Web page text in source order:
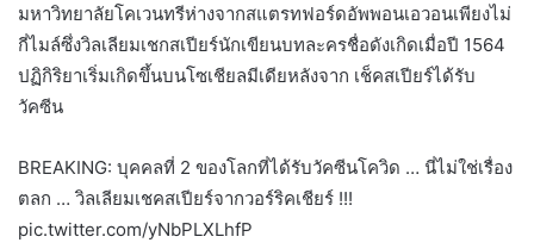
มหาวิทยาลัยโคเวนทรีห่างจากสแตรทฟอร์ดอัพพอนเอวอนเพียงไม่
กี่ไมล์ซึ่งวิลเลียมเชกสเปียร์นักเขียนบทละครชื่อดังเกิดเมื่อปี 1564
ปฏิกิริยาเริ่มเกิดขึ้นบนโซเชียลมีเดียหลังจาก เช็คสเปียร์ได้รับ
วัคซีน
BREAKING: บุคคลที่ 2 ของโลกที่ได้รับวัคซีนโควิด … นี่ไม่ใช่เรื่อง
ตลก … วิลเลียมเชคสเปียร์จากวอร์ริคเชียร์ !!!
pic.twitter.com/yNbPLXLhfP